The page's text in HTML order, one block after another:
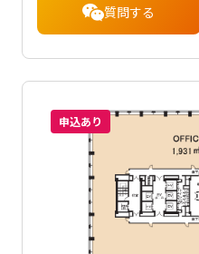
質問する
申込あり